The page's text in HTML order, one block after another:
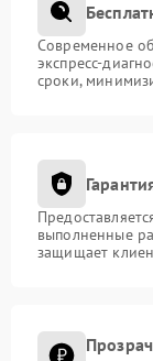
Современное
экспресс-
сроки,
выполненные
защищает